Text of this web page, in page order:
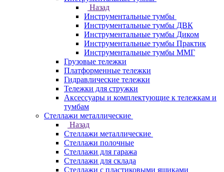
Назад
Инструментальные тумбы
Инструментальные тумбы ДВК
Инструментальные тумбы Диком
Инструментальные тумбы Практик
Инструментальные тумбы ММГ
Грузовые тележки
Платформенные тележки
Гидравлические тележки
Тележки для стружки
Аксесcуары и комплектующие к тележкам и
тумбам
Стеллажи металлические
Назад
Стеллажи металлические
Стеллажи полочные
Стеллажи для гаража
Стеллажи для склада
Стеллажи с пластиковыми ящиками